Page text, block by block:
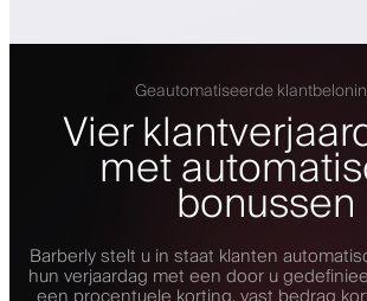
Geautomatiseerde
Vier
met
bonussen
Barberly stelt u in staat klanten
hun verjaardag met een door u